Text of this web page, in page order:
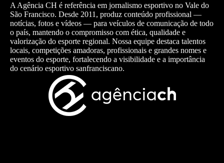
A Agência CH é referência em jornalismo esportivo no Vale do
São Francisco. Desde 2011, produz conteúdo profissional —
notícias, fotos e vídeos — para veículos de comunicação de todo
o país, mantendo o compromisso com ética, qualidade e
valorização do esporte regional. Nossa equipe destaca talentos
locais, competições amadoras, profissionais e grandes nomes e
eventos do esporte, fortalecendo a visibilidade e a importância
do cenário esportivo sanfranciscano.